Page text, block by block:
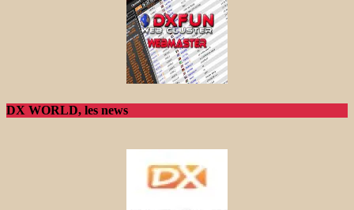
DX WORLD, les news